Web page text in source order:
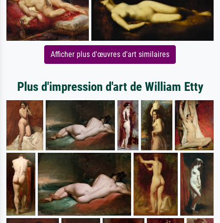
Afficher plus d'œuvres d'art similaires
Plus d'impression d'art de William Etty